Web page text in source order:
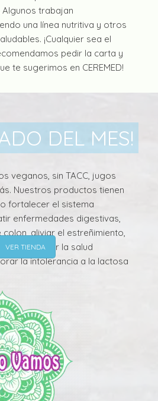
trabajan
una línea nutritiva y otros
¡Cualquier sea el
pedir la carta y
te sugerimos en CEREMED!
DEL MES!
veganos, sin TACC, jugos
Nuestros productos tienen
fortalecer el sistema
enfermedades digestivas,
aliviar el estreñimiento,
proteger la salud
la intolerancia a la lactosa
VER TIENDA